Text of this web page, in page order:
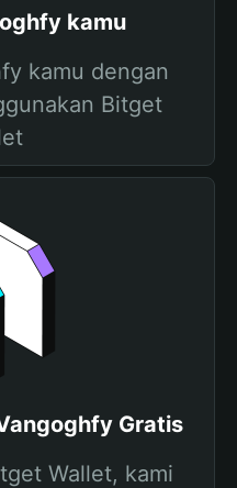
kamu
kamu dengan
Bitget
Gratis
Wallet, kami